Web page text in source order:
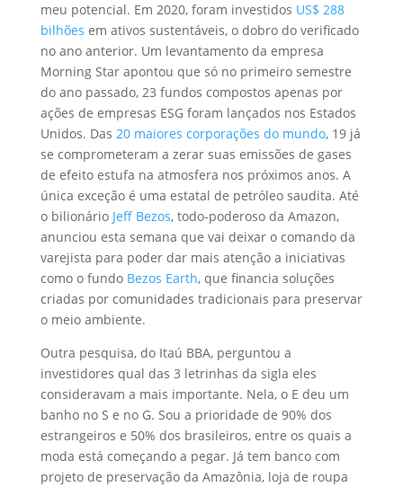
meu potencial. Em 2020, foram investidos US$ 288
bilhões em ativos sustentáveis, o dobro do verificado
no ano anterior. Um levantamento da empresa
Morning Star apontou que só no primeiro semestre
do ano passado, 23 fundos compostos apenas por
ações de empresas ESG foram lançados nos Estados
Unidos. Das 20 maiores corporações do mundo, 19 já
se comprometeram a zerar suas emissões de gases
de efeito estufa na atmosfera nos próximos anos. A
única exceção é uma estatal de petróleo saudita. Até
o bilionário Jeff Bezos, todo-poderoso da Amazon,
anunciou esta semana que vai deixar o comando da
varejista para poder dar mais atenção a iniciativas
como o fundo Bezos Earth, que financia soluções
criadas por comunidades tradicionais para preservar
o meio ambiente.
Outra pesquisa, do Itaú BBA, perguntou a
investidores qual das 3 letrinhas da sigla eles
consideravam a mais importante. Nela, o E deu um
banho no S e no G. Sou a prioridade de 90% dos
estrangeiros e 50% dos brasileiros, entre os quais a
moda está começando a pegar. Já tem banco com
projeto de preservação da Amazônia, loja de roupa